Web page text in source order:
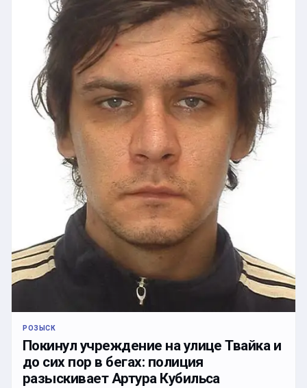
РОЗЫСК
Покинул учреждение на улице Твайка и
до сих пор в бегах: полиция
разыскивает Артура Кубильса